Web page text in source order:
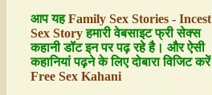
आप यहFamily Sex Stories - Incest
Sex Storyहमारी वेबसाइट फ्री सेक्स
कहानी डॉट इन पर पढ़ रहे है। और ऐसी
कहानियां पढ़ने के लिए दोबारा विजिट करें
Free Sex Kahani